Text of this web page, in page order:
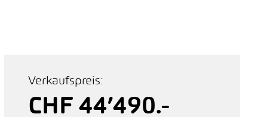
Verkaufspreis:
CHF 44’490.-